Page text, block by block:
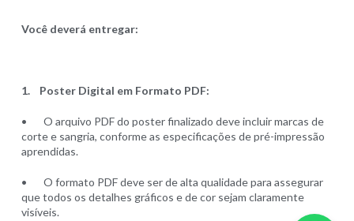
Você deverá entregar:
1. Poster Digital em Formato PDF:
• O arquivo PDF do poster finalizado deve incluir marcas de
corte e sangria, conforme as especificações de pré-impressão
aprendidas.
• O formato PDF deve ser de alta qualidade para assegurar
que todos os detalhes gráficos e de cor sejam claramente
visíveis.